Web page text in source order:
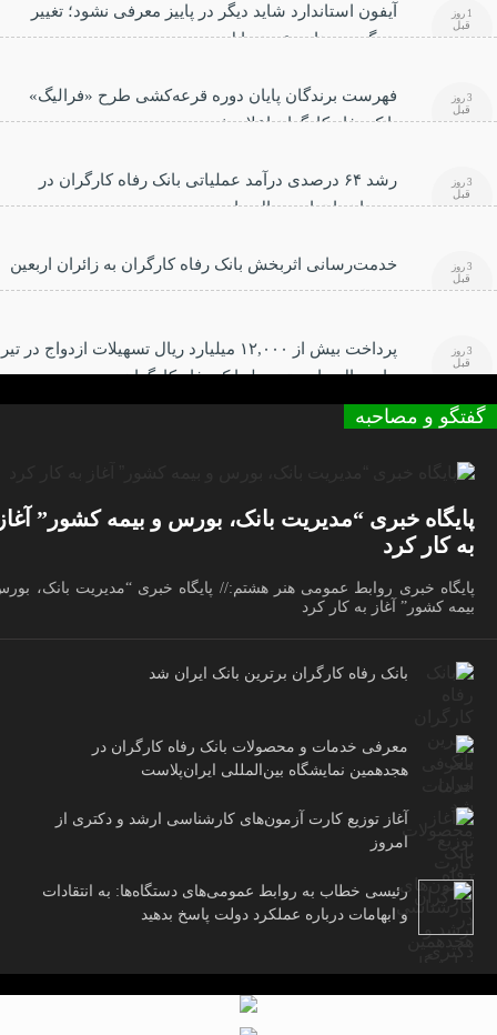
آیفون استاندارد شاید دیگر در پاییز معرفی نشود؛ تغییر
بزرگ در برنامه عرضه اپل
1 روز
قبل
فهرست برندگان پایان دوره قرعه‌کشی طرح «فرالیگ»
بانک رفاه کارگران اعلام شد
3 روز
قبل
رشد ۶۴ درصدی درآمد عملیاتی بانک رفاه کارگران در
سه‌ماهه ابتدایی سال جاری
3 روز
قبل
خدمت‌رسانی اثربخش بانک رفاه کارگران به زائران اربعین
حسینی
3 روز
قبل
پرداخت بیش از ۱۲,۰۰۰ میلیارد ریال تسهیلات ازدواج در تیر
ماه سال جاری توسط بانک رفاه کارگران
3 روز
قبل
گفتگو و مصاحبه
پایگاه خبری “مدیریت بانک، بورس و بیمه کشور”
به کار کرد
پایگاه خبری روابط عمومی هنر هشتم:// پایگاه خبری “مدیریت بانک،
بیمه کشور” آغاز به کار کرد
بانک رفاه کارگران برترین بانک ایران شد
معرفی خدمات و محصولات بانک رفاه کارگران در
هجدهمین نمایشگاه بین‌المللی ایران‌پلاست
آغاز توزیع کارت آزمون‌های کارشناسی ارشد و دکتری از
امروز
رئیسی خطاب به روابط عمومی‌های دستگاه‌ها: به انتقادات
و ابهامات درباره عملکرد دولت پاسخ بدهید